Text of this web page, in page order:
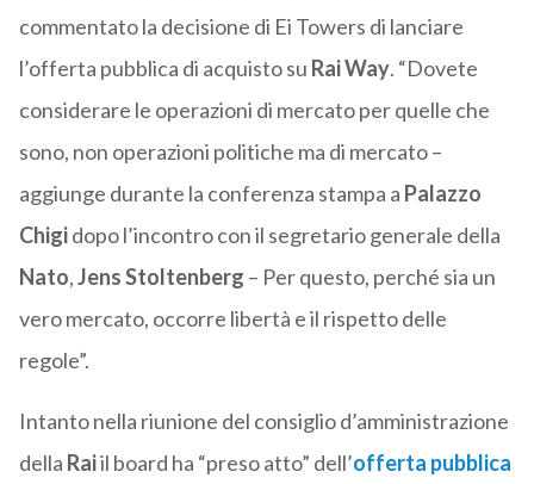
commentato la decisione di Ei Towers di lanciare
l’offerta pubblica di acquisto su Rai Way. “Dovete
considerare le operazioni di mercato per quelle che
sono, non operazioni politiche ma di mercato –
aggiunge durante la conferenza stampa a Palazzo
Chigidopo l’incontro con il segretario generale della
Nato,Jens Stoltenberg – Per questo, perché sia un
vero mercato, occorre libertà e il rispetto delle
regole”.
Intanto nella riunione del consiglio d’amministrazione
della Raiil board ha “preso atto” dell’offerta pubblica